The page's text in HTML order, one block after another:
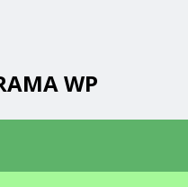
WP